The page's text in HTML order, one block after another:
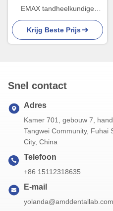
EMAX tandheelkundige
fineer 0,3-0,5 mm dik voor
esthetische restauratie
Krijg Beste Prijs
Snel contact
Adres
Kamer 701, gebouw 7,
Tangwei Community, Fuhai
City, China
Telefoon
+86 15112318635
E-mail
yolanda@amddentallab.com